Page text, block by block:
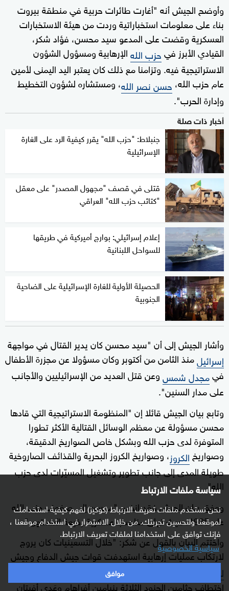
سياسة ملفات الارتباط
نحن نستخدم ملفات تعريف الارتباط (كوكيز) لفهم كيفية استخدامك
لموقعنا ولتحسين تجربتك. من خلال الاستمرار في استخدام موقعنا ،
فإنك توافق على استخدامنا لملفات تعريف الارتباط.
سياسية الخصوصية
موافق
وأوضح الجيش أنه "أغارت طائرات حربية في منطقة بيروت
بناء على معلومات استخباراتية وردت من هيئة الاستخبارات
العسكرية وقضت على المدعو سيد محسن، فؤاد شكر،
القيادي الأبرز فيحزب اللهالإرهابية ومسؤول الشؤون
الاستراتيجية فيه. وتزامنا مع ذلك كان يعتبر اليد اليمنى لأمين
عام حزب الله، حسن نصر الله، ومستشاره لشؤون التخطيط
وإدارة الحرب".
أخبار ذات صلة
جنبلاط: "حزب الله" يقرر كيفية الرد على الغارة
الإسرائيلية
قتلى في قصف "مجهول المصدر" على معقل
"كتائب حزب الله" العراقي
إعلام إسرائيلي: بوارج أميركية في طريقها
للسواحل اللبنانية
الحصيلة الأولية للغارة الإسرائيلية على الضاحية
الجنوبية
وأشار الجيش إلى أن "سيد محسن كان يدير القتال في مواجهة
إسرائيلمنذ الثامن من أكتوبر وكان مسؤولا عن مجزرة الأطفال
فيمجدل شمسوعن قتل العديد من الإسرائيليين والأجانب
على مدار السنين".
وتابع بيان الجيش قائلا إن "المنظومة الاستراتيجية التي قادها
محسن مسؤولة عن معظم الوسائل القتالية الأكثر تطورا
المتوفرة لدى حزب الله وبشكل خاص الصواريخ الدقيقة،
وصواريخ الكروز، وصواريخ الكروز البحرية والقذائف الصاروخية
طويلة المدى إلى جانب تطوير وتشغيل المسيّرات لدى حزب
الله".
ووفق بيان الجيش فقد انضم "محسن إلى صفوف حزب الله
عام 1985، حيث تولى مناصب عسكرية رفيعة المستوى".
واختتم البيان بالقول عن شكر: "خلال التسعينيات كان يروج
لارتكاب عمليات إرهابية استهدفت قوات جيش الدفاع وجيش
لبنان
الجنوبي. ففي عام 2000 كان ضالعا بشكل مباشر في
اختطاف جثامين الجنود الثلاثة بنيامين أفراهام وعَدي أفيتان